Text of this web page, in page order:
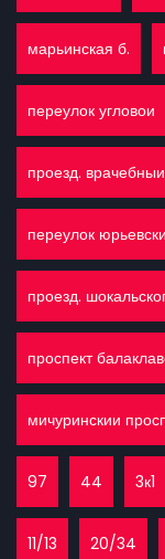
марьинская б.
переулок угловои
проезд. врачебныи
переулок
проезд.
проспект
мичуринскии
97 44 3к1
11/13 20/34